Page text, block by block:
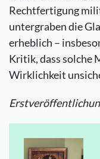
Rechtfertigung
untergraben die
erheblich –
Kritik, dass solche
Wirklichkeit